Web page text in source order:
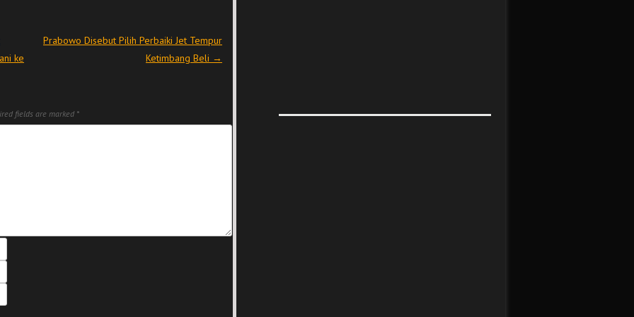
ke
Prabowo Disebut Pilih Perbaiki Jet Tempur
Ketimbang Beli →
fields are marked *